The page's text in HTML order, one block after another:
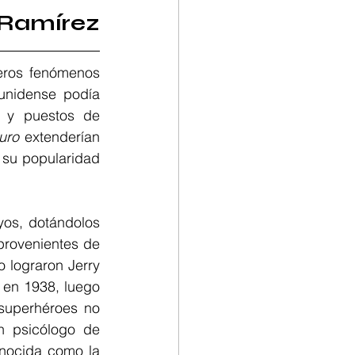
fenómenos
podía
y puestos de
extenderían
popularidad
dotándolos
de
lograron Jerry
1938, luego
no
psicólogo de
como la